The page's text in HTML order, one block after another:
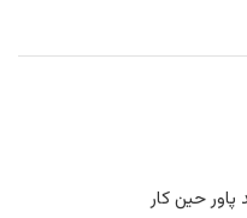
پاور حین کار